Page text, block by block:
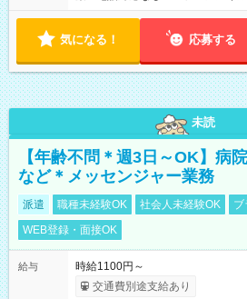
気になる！ 応募する
未読
【年齢不問＊週3日～OK】病
など＊メッセンジャー業務
派遣 職種未経験OK 社会人未経験OK
ブ
WEB登録・面接OK
給与
時給1100円～
交通費別途支給あり